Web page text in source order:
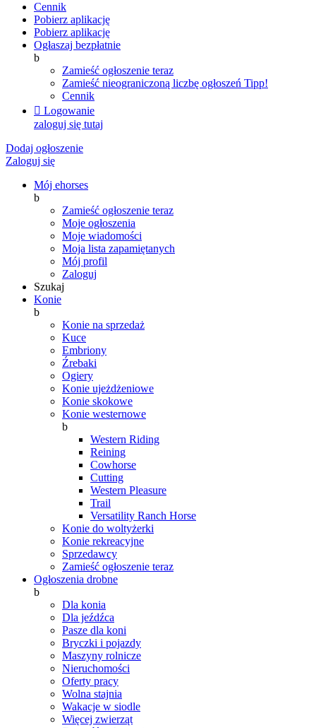
Cennik
Pobierz aplikację
Pobierz aplikację
Ogłaszaj bezpłatnie
b
Zamieść ogłoszenie teraz
Zamieść nieograniczoną liczbę ogłoszeń Tipp!
Cennik
 Logowanie
zaloguj się tutaj
Dodaj ogłoszenie
Zaloguj się
Mój ehorses
b
Zamieść ogłoszenie teraz
Moje ogłoszenia
Moje wiadomości
Moja lista zapamiętanych
Mój profil
Zaloguj
Szukaj
Konie
b
Konie na sprzedaż
Kuce
Embriony
Źrebaki
Ogiery
Konie ujeżdżeniowe
Konie skokowe
Konie westernowe
b
Western Riding
Reining
Cowhorse
Cutting
Western Pleasure
Trail
Versatility Ranch Horse
Konie do woltyżerki
Konie rekreacyjne
Sprzedawcy
Zamieść ogłoszenie teraz
Ogłoszenia drobne
b
Dla konia
Dla jeźdźca
Pasze dla koni
Bryczki i pojazdy
Maszyny rolnicze
Nieruchomości
Oferty pracy
Wolna stajnia
Wakacje w siodle
Więcej zwierząt